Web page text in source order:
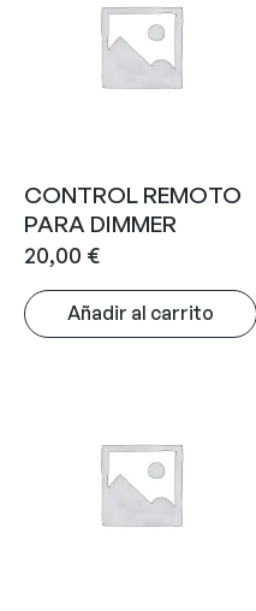
CONTROL REMOTO
PARA DIMMER
20,00 €
Añadir al carrito